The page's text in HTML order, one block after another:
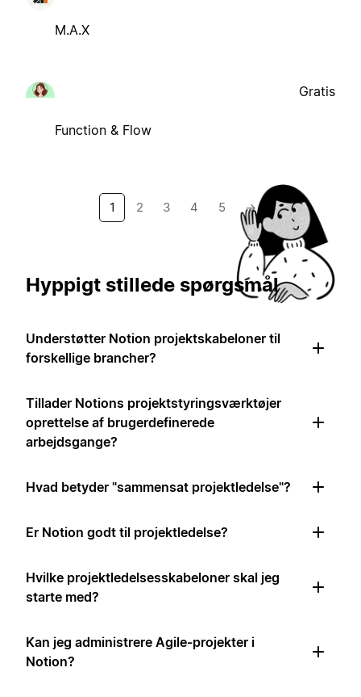
M.A.X
Function & Flow
Gratis
1 2 3 4 5 →
Hyppigt stillede spørgsmål
Understøtter Notion projektskabeloner til
forskellige brancher?
Tillader Notions projektstyringsværktøjer
oprettelse af brugerdefinerede
arbejdsgange?
Hvad betyder "sammensat projektledelse"?
Er Notion godt til projektledelse?
Hvilke projektledelsesskabeloner skal jeg
starte med?
Kan jeg administrere Agile-projekter i
Notion?